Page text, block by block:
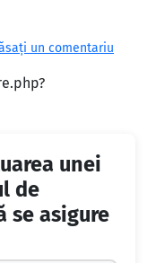
un comentariu
unei
de
se asigure